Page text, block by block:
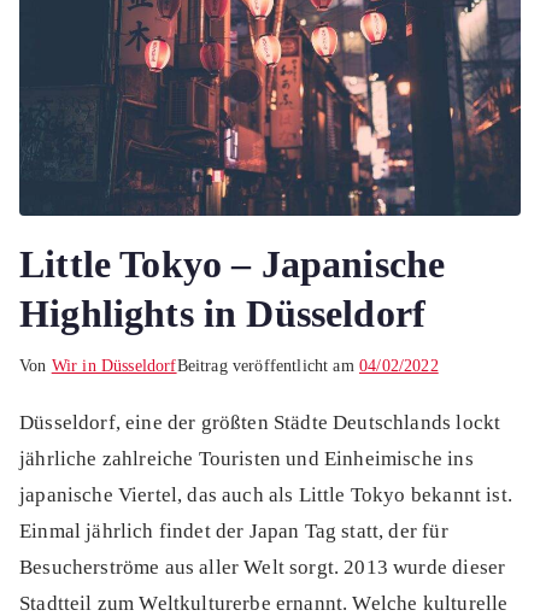
Little Tokyo – Japanische
Highlights in Düsseldorf
Von Wir in DüsseldorfBeitrag veröffentlicht am 04/02/2022
Düsseldorf, eine der größten Städte Deutschlands lockt
jährliche zahlreiche Touristen und Einheimische ins
japanische Viertel, das auch als Little Tokyo bekannt ist.
Einmal jährlich findet der Japan Tag statt, der für
Besucherströme aus aller Welt sorgt. 2013 wurde dieser
Stadtteil zum Weltkulturerbe ernannt. Welche kulturelle